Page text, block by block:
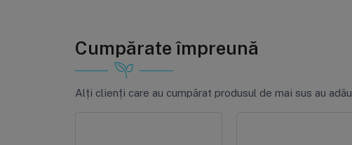
Cumpărate împreună
Alți clienți care au cumpărat produsul de mai sus au